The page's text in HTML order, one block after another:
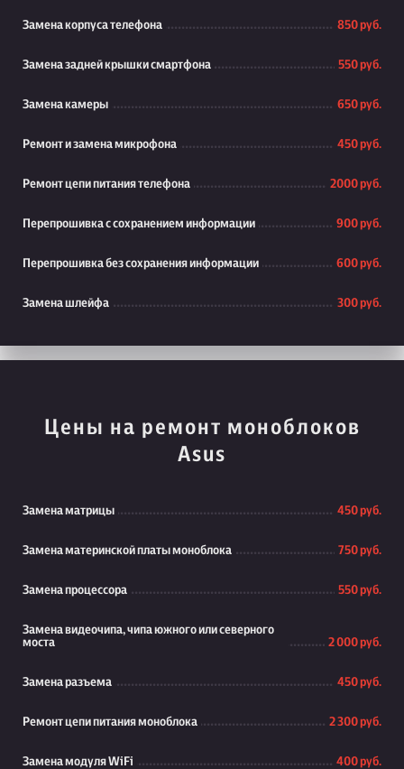
Замена корпуса телефона 850 руб.
Замена задней крышки смартфона 550 руб.
Замена камеры 650 руб.
Ремонт и замена микрофона 450 руб.
Ремонт цепи питания телефона 2000 руб.
Перепрошивка с сохранением информации 900 руб.
Перепрошивка без сохранения информации 600 руб.
Замена шлейфа 300 руб.
Цены на ремонт моноблоков
Asus
Замена матрицы 450 руб.
Замена материнской платы моноблока 750 руб.
Замена процессора 550 руб.
Замена видеочипа, чипа южного или северного
моста
2 000 руб.
Замена разъема 450 руб.
Ремонт цепи питания моноблока 2 300 руб.
Замена модуля WiFi 400 руб.